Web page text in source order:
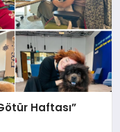
Haftası”